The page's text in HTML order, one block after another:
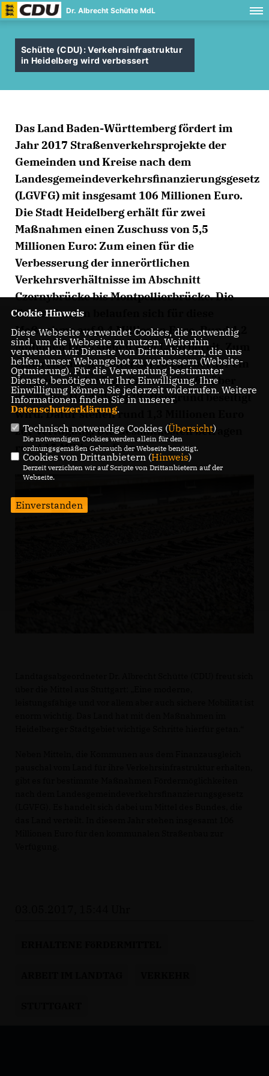
Dr. Albrecht Schütte MdL
Schütte (CDU): Verkehrsinfrastruktur
in Heidelberg wird verbessert
Das Land Baden-Württemberg fördert im
Jahr 2017 Straßenverkehrsprojekte der
Gemeinden und Kreise nach dem
Landesgemeindeverkehrsfinanzierungsgesetz
(LGVFG) mit insgesamt 106 Millionen Euro.
Die Stadt Heidelberg erhält für zwei
Maßnahmen einen Zuschuss von 5,5
Millionen Euro: Zum einen für die
Verbesserung der innerörtlichen
Verkehrsverhältnisse im Abschnitt
Czernybrücke bis Montpellierbrücke. Die
Gesamtkosten belaufen sich für diese
Maßnahme auf 9,4 Millionen Euro. Rund 4,2
Millionen Euro stehen vom Land bereit. Zum
anderen für ein weiteres Projekt, bei der ein
Engpass auf der Eppelheimer Straße über
die A5 bei Heidelberg-Pfaffengrund beseitigt
wird. Dafür stehen rund 1,3 Millionen Euro
zur Verfügung. Die Gesamtkosten betragen
rund 15 Millionen Euro.
Cookie Hinweis
Diese Webseite verwendet Cookies, die notwendig
sind, um die Webseite zu nutzen. Weiterhin
verwenden wir Dienste von Drittanbietern, die uns
helfen, unser Webangebot zu verbessern (Website-
Optmierung). Für die Verwendung bestimmter
Dienste, benötigen wir Ihre Einwilligung. Ihre
Einwilligung können Sie jederzeit widerrufen. Weitere
Informationen finden Sie in unserer
Datenschutzerklärung.
Technisch notwendige Cookies (Übersicht)
Die notwendigen Cookies werden allein für den
ordnungsgemäßen Gebrauch der Webseite benötigt.
Cookies von Drittanbietern (Hinweis)
Derzeit verzichten wir auf Scripte von Drittanbietern auf der
Webseite.
Einverstanden